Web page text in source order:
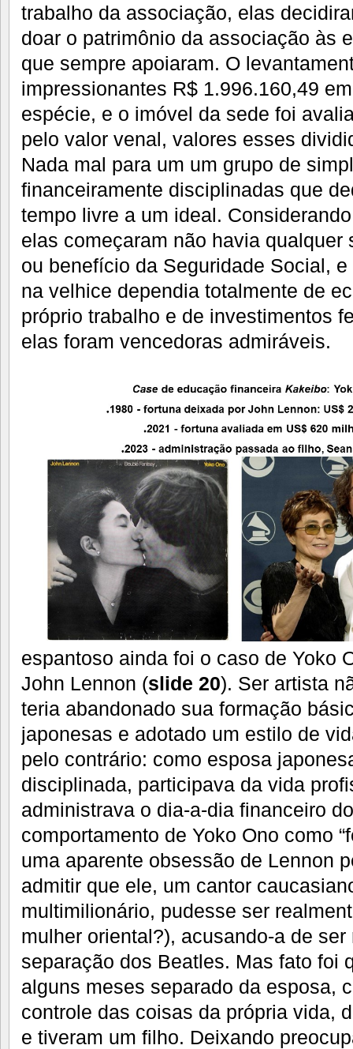
trabalho da associação, elas
doar o patrimônio da associação às
que sempre apoiaram. O
impressionantes R$ 1.996.160,49
espécie, e o imóvel da sede foi
pelo valor venal, valores esses
Nada mal para um um grupo de
financeiramente disciplinadas que
tempo livre a um ideal.
elas começaram não havia qualquer
ou benefício da Seguridade Social,
na velhice dependia totalmente de
próprio trabalho e de investimentos
elas foram vencedoras admiráveis.
espantoso ainda foi o caso de Yoko
John Lennon (slide 20). Ser artista
teria abandonado sua formação
japonesas e adotado um estilo de
pelo contrário: como esposa
disciplinada, participava da vida
administrava o dia-a-dia financeiro
comportamento de Yoko Ono como
uma aparente obsessão de Lennon
admitir que ele, um cantor
multimilionário, pudesse ser
mulher oriental?), acusando-a de
separação dos Beatles. Mas fato foi
alguns meses separado da esposa,
controle das coisas da própria vida,
e tiveram um filho. Deixando